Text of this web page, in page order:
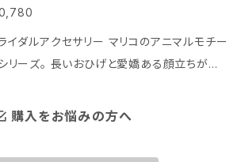
ダル アクセサリーブランドです。 最高級のク
脱可能なチャームになっていますのでバッ
キーホルダーなどさまざまなアイテムに着
お楽しみいただけます。 ワンちゃん好きな方
3.5㎝×ヨコ4㎝ ブライダルアクセサリー マ
イダルアクセサリー マリコのアニマルモチー
長いおひげと愛嬌ある顔立ちが可
チャームになりました！そのままバッグのアク
購入をお悩みの方へ